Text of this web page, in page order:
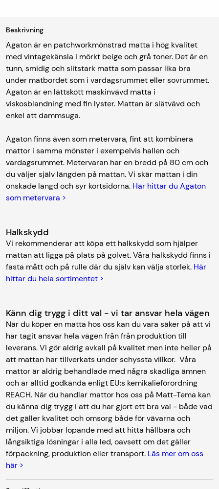
Beskrivning
Agaton är en patchworkmönstrad matta i hög kvalitet
med vintagekänsla i mörkt beige och grå toner. Det är en
tunn, smidig och slitstark matta som passar lika bra
under matbordet som i vardagsrummet eller sovrummet.
Agaton är en lättskött maskinvävd matta i
viskosblandning med fin lyster. Mattan är slätvävd och
enkel att dammsuga.
Agaton finns även som metervara, fint att kombinera
mattor i samma mönster i exempelvis hallen och
vardagsrummet. Metervaran har en bredd på 80 cm och
du väljer själv längden på mattan. Vi skär mattan i din
önskade längd och syr kortsidorna. Här hittar du Agaton
som metervara >
Halkskydd
Vi rekommenderar att köpa ett halkskydd som hjälper
mattan att ligga på plats på golvet. Våra halkskydd finns i
fasta mått och på rulle där du själv kan välja storlek. Här
hittar du hela sortimentet >
Känn dig trygg i ditt val - vi tar ansvar hela vägen
När du köper en matta hos oss kan du vara säker på att vi
har tagit ansvar hela vägen från från produktion till
leverans. Vi gör aldrig avkall på kvalitet men inte heller på
att mattan har tillverkats under schyssta villkor. Våra
mattor är aldrig behandlade med några skadliga ämnen
och är alltid godkända enligt EU:s kemikalieförordning
REACH. När du handlar mattor hos oss på Matt-Tema kan
du känna dig trygg i att du har gjort ett bra val - både vad
det gäller kvalitet och omsorg både för vävarna och
miljön. Vi jobbar löpande med att hitta hållbara och
långsiktiga lösningar i alla led, oavsett om det gäller
förpackning, produktion eller transport. Läs mer om oss
här >